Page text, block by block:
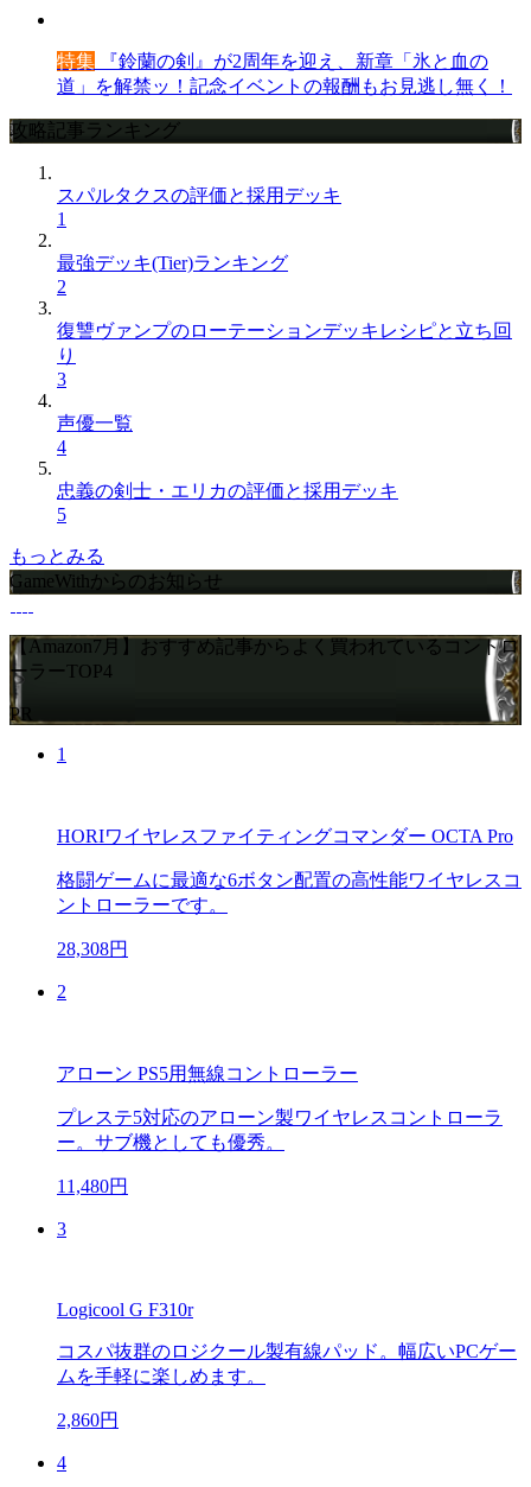
特集 『鈴蘭の剣』が2周年を迎え、新章「氷と血の
道」を解禁ッ！記念イベントの報酬もお見逃し無く！
攻略記事ランキング
スパルタクスの評価と採用デッキ
1
最強デッキ(Tier)ランキング
2
復讐ヴァンプのローテーションデッキレシピと立ち回
り
3
声優一覧
4
忠義の剣士・エリカの評価と採用デッキ
5
もっとみる
GameWithからのお知らせ
【Amazon7月】おすすめ記事からよく買われているコントロ
ーラーTOP4
PR
1
HORIワイヤレスファイティングコマンダー OCTA Pro
格闘ゲームに最適な6ボタン配置の高性能ワイヤレスコ
ントローラーです。
28,308円
2
アローン PS5用無線コントローラー
プレステ5対応のアローン製ワイヤレスコントローラ
ー。サブ機としても優秀。
11,480円
3
Logicool G F310r
コスパ抜群のロジクール製有線パッド。幅広いPCゲー
ムを手軽に楽しめます。
2,860円
4